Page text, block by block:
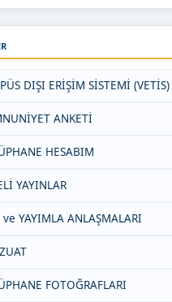
DIŞI ERİŞİM SİSTEMİ (VETİS)
ANKETİ
HESABIM
YAYINLAR
YAYIMLA ANLAŞMALARI
FOTOĞRAFLARI